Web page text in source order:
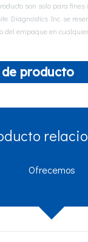
son solo para
Diagnostics Inc. se
del empaque en
producto
Ofrecemos